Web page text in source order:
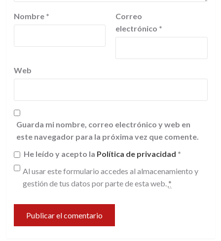
Nombre *
Correo
electrónico *
Web
Guarda mi nombre, correo electrónico y web en
este navegador para la próxima vez que comente.
He leído y acepto la Política de privacidad *
Al usar este formulario accedes al almacenamiento y
gestión de tus datos por parte de esta web. *